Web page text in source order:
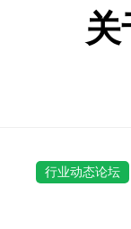
行业动态论坛